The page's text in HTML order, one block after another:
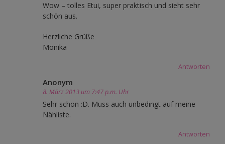
Wow – tolles Etui, super praktisch und sieht sehr
schön aus.
Herzliche Grüße
Monika
Antworten
Anonym
8. März 2013 um 7:47 p.m. Uhr
Sehr schön :D. Muss auch unbedingt auf meine
Nähliste.
Antworten